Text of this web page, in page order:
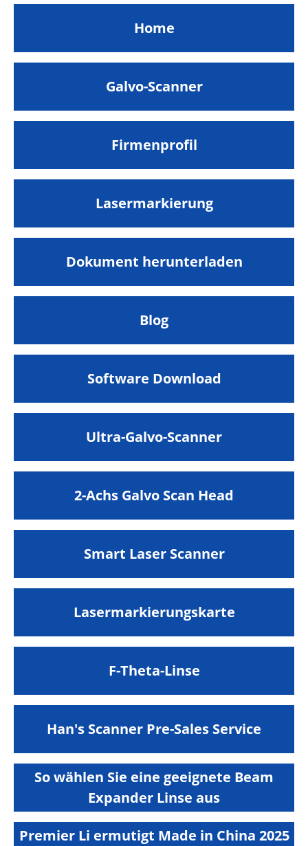
Home
Galvo-Scanner
Firmenprofil
Lasermarkierung
Dokument herunterladen
Blog
Software Download
Ultra-Galvo-Scanner
2-Achs Galvo Scan Head
Smart Laser Scanner
Lasermarkierungskarte
F-Theta-Linse
Han's Scanner Pre-Sales Service
So wählen Sie eine geeignete Beam
Expander Linse aus
Premier Li ermutigt Made in China 2025